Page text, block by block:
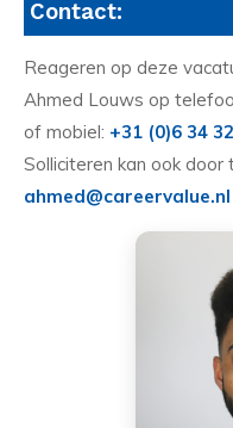
Contact:
Reageren op deze
Ahmed Louws op
of mobiel: +31 (0)6 34
Solliciteren kan ook door
ahmed@careervalue.nl